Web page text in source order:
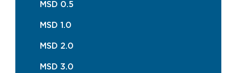
MSD 0.5
MSD 1.0
MSD 2.0
MSD 3.0